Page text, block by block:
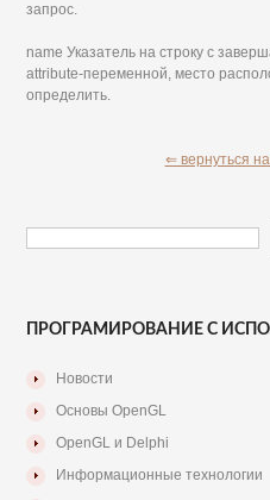
запрос.
name Указатель на строку с
attribute-переменной, место
определить.
⇐ вернуться
ПРОГРАМИРОВАНИЕ С
Новости
Основы OpenGL
OpenGL и Delphi
Информационные технологии